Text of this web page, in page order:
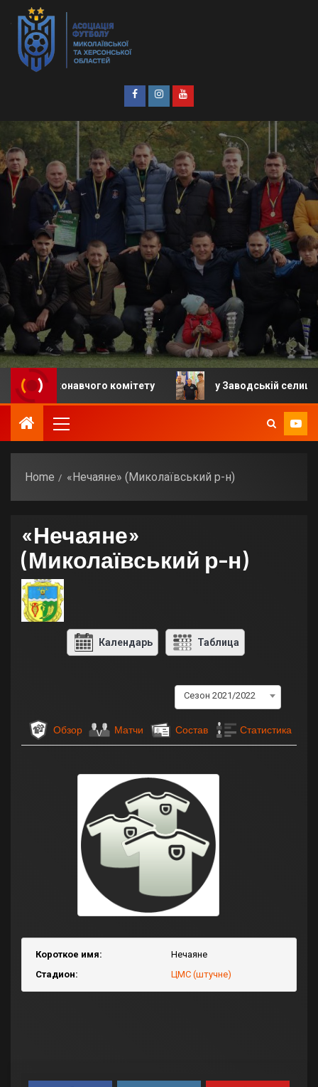
виконавчого комітету у Заводській селищній
Home «Нечаяне» (Миколаївський р-н)
«Нечаяне»
(Миколаївський р-н)
Календарь Таблица
Сезон 2021/2022
Обзор Матчи Состав Статистика
Короткое имя:
Нечаяне
Стадион:
ЦМС (штучне)